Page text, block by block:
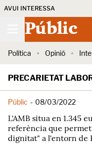
AVUI INTERESSA
Públic
Política Opinió
PRECARIETAT
Públic - 08/03/2022
L'AMB situa en 1.345
referència que
dignitat" a l'entorn de